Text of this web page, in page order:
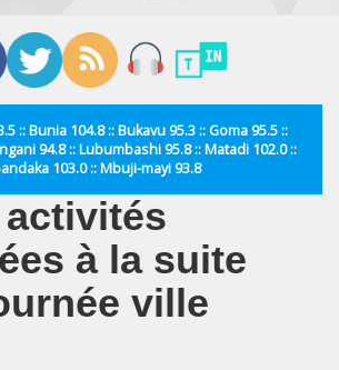
:: Bunia 104.8 :: Bukavu 95.3 :: Goma 95.5 ::
94.8 :: Lubumbashi 95.8 :: Matadi 102.0 ::
103.0 :: Mbuji-mayi 93.8
à la suite
ville